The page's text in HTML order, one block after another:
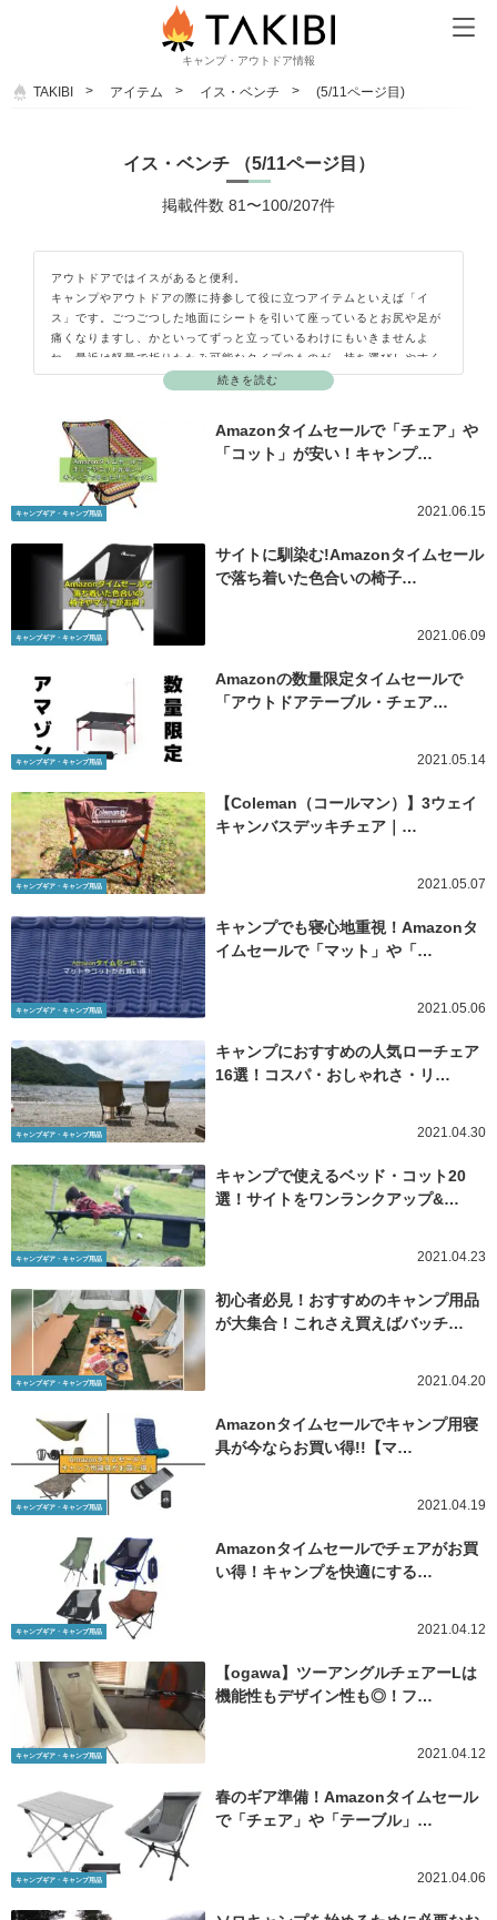
キャンプ・アウトドア情報
TAKIBI アイテム イス・ベンチ (5/11ページ目)
イス・ベンチ （5/11ページ目）
掲載件数 81〜100/207件
続きを読む
アウトドアではイスがあると便利。
キャンプやアウトドアの際に持参して役に立つアイテムといえば「イ
ス」です。ごつごつした地面にシートを引いて座っているとお尻や足が
痛くなりますし、かといってずっと立っているわけにもいきませんよ
ね。最近は軽量で折りたたみ可能なタイプのものが、持ち運びしやすく
てオススメですよ。キャンプ場やバーベキュー場などによっては最初か
なることもありますし、物を置くスペースが足りないときにも使えるの
で持って行って損はありません。常に車のトランクに入れておくと、い
ざというときにとっても重宝しますよ。
キャンプギア・キャンプ用品
Amazonタイムセールで「チェア」や
「コット」が安い！キャンプ…
2021.06.15
キャンプギア・キャンプ用品
サイトに馴染む!Amazonタイムセール
で落ち着いた色合いの椅子…
2021.06.09
キャンプギア・キャンプ用品
Amazonの数量限定タイムセールで
「アウトドアテーブル・チェア…
2021.05.14
キャンプギア・キャンプ用品
【Coleman（コールマン）】3ウェイ
キャンバスデッキチェア｜…
2021.05.07
キャンプギア・キャンプ用品
キャンプでも寝心地重視！Amazonタ
イムセールで「マット」や「…
2021.05.06
キャンプギア・キャンプ用品
キャンプにおすすめの人気ローチェア
16選！コスパ・おしゃれさ・リ…
2021.04.30
キャンプギア・キャンプ用品
キャンプで使えるベッド・コット20
選！サイトをワンランクアップ&…
2021.04.23
キャンプギア・キャンプ用品
初心者必見！おすすめのキャンプ用品
が大集合！これさえ買えばバッチ…
2021.04.20
キャンプギア・キャンプ用品
Amazonタイムセールでキャンプ用寝
具が今ならお買い得!!【マ…
2021.04.19
キャンプギア・キャンプ用品
Amazonタイムセールでチェアがお買
い得！キャンプを快適にする…
2021.04.12
キャンプギア・キャンプ用品
【ogawa】ツーアングルチェアーLは
機能性もデザイン性も◎！フ…
2021.04.12
キャンプギア・キャンプ用品
春のギア準備！Amazonタイムセール
で「チェア」や「テーブル」…
2021.04.06